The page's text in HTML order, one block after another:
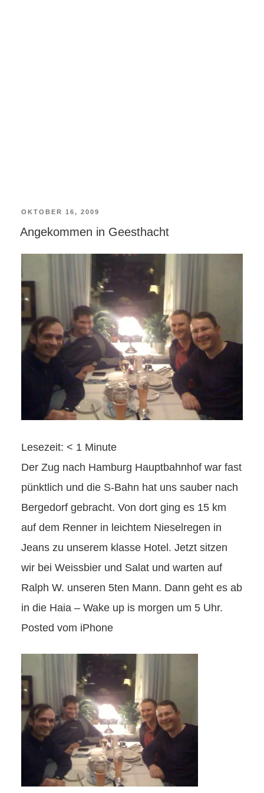
VERÖFFENTLICHT
AM
OKTOBER 16, 2009
Angekommen in Geesthacht
Lesezeit: < 1 Minute
Der Zug nach Hamburg Hauptbahnhof war fast
pünktlich und die S-Bahn hat uns sauber nach
Bergedorf gebracht. Von dort ging es 15 km
auf dem Renner in leichtem Nieselregen in
Jeans zu unserem klasse Hotel. Jetzt sitzen
wir bei Weissbier und Salat und warten auf
Ralph W. unseren 5ten Mann. Dann geht es ab
in die Haia – Wake up is morgen um 5 Uhr.
Posted vom iPhone